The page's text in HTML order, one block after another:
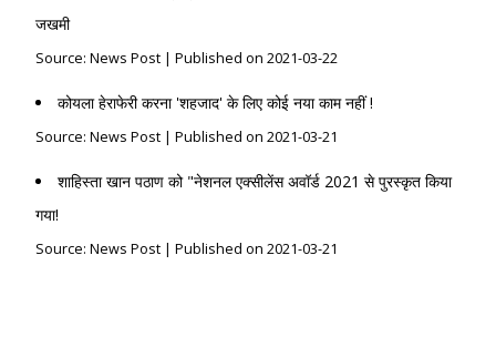
जखमी
Source: News Post Published on 2021-03-22
कोयला हेराफेरी करना 'शहजाद' के लिए कोई नया काम नहीं !
Source: News Post Published on 2021-03-21
शाहिस्ता खान पठाण को "नेशनल एक्सीलेंस अवॉर्ड 2021 से पुरस्कृत किया
गया!
Source: News Post Published on 2021-03-21